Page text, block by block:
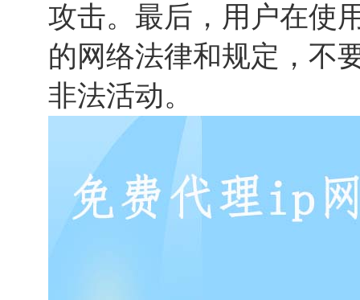
攻击。最后，用户在使
的网络法律和规定，不
非法活动。